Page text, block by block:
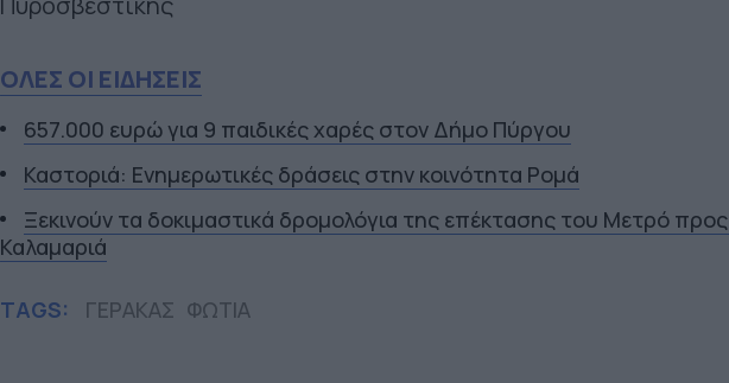
ΟΛΕΣ ΟΙ ΕΙΔΗΣΕΙΣ
657.000 ευρώ για 9 παιδικές χαρές στον Δήμο Πύργου
Καστοριά: Ενημερωτικές δράσεις στην κοινότητα Ρομά
Ξεκινούν τα δοκιμαστικά δρομολόγια της επέκτασης του Μετρό
Καλαμαριά
TAGS: ΓΕΡΑΚΑΣ ΦΩΤΙΑ